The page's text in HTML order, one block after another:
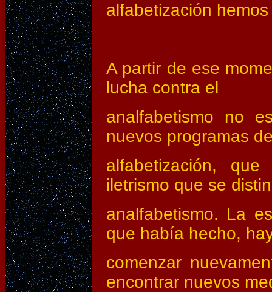
alfabetización
A partir de ese
lucha contra el
analfabetismo no
nuevos programas
alfabetización,
iletrismo que se
analfabetismo. La
que había hecho,
comenzar
encontrar nuevos